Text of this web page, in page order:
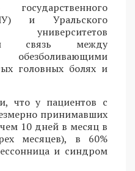
и Уральского
связь между
головных болях и
что у пациентов с
принимавших
10 дней в месяц в
месяцев), в 60%
и синдром